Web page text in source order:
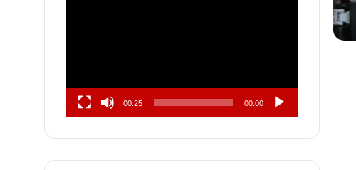
00:00
00:25